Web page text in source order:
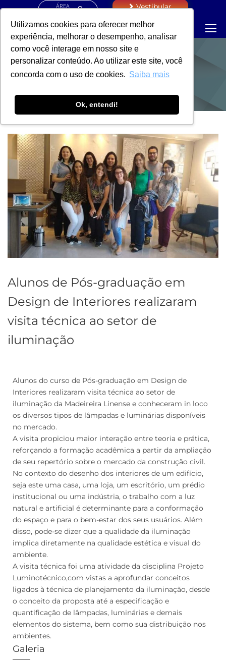
Utilizamos cookies para oferecer melhor
experiência, melhorar o desempenho, analisar
como você interage em nosso site e
personalizar conteúdo. Ao utilizar este site, você
concorda com o uso de cookies. Saiba mais
Ok, entendi!
ÁREA
Vestibular
NOTÍCIAS
Alunos de Pós-graduação em
Design de Interiores realizaram
visita técnica ao setor de
iluminação
Alunos do curso de Pós-graduação em Design de
Interiores realizaram visita técnica ao setor de
iluminação da Madeireira Linense e conheceram in loco
os diversos tipos de lâmpadas e luminárias disponíveis
no mercado.
A visita propiciou maior interação entre teoria e prática,
reforçando a formação acadêmica a partir da ampliação
de seu repertório sobre o mercado da construção civil.
No contexto do desenho dos interiores de um edifício,
seja este uma casa, uma loja, um escritório, um prédio
institucional ou uma indústria, o trabalho com a luz
natural e artificial é determinante para a conformação
do espaço e para o bem-estar dos seus usuários. Além
disso, pode-se dizer que a qualidade da iluminação
implica diretamente na qualidade estética e visual do
ambiente.
A visita técnica foi uma atividade da disciplina Projeto
Luminotécnico,com vistas a aprofundar conceitos
ligados à técnica de planejamento da iluminação, desde
o conceito da proposta até a especificação e
quantificação de lâmpadas, luminárias e demais
elementos do sistema, bem como sua distribuição nos
ambientes.
Galeria